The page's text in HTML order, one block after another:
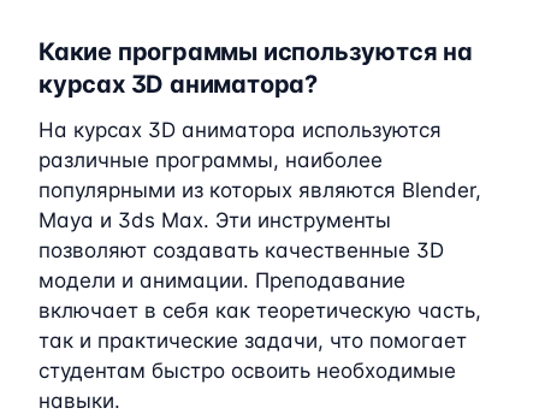
Какие программы используются на
курсах 3D аниматора?
На курсах 3D аниматора используются
различные программы, наиболее
популярными из которых являются Blender,
Maya и 3ds Max. Эти инструменты
позволяют создавать качественные 3D
модели и анимации. Преподавание
включает в себя как теоретическую часть,
так и практические задачи, что помогает
студентам быстро освоить необходимые
навыки.